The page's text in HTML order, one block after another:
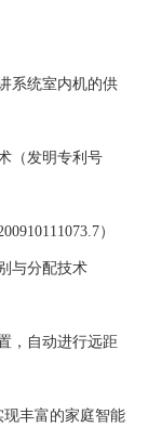
系统室内机的供
（发明专利号
）
与分配技术
，自动进行远距
现丰富的家庭智能